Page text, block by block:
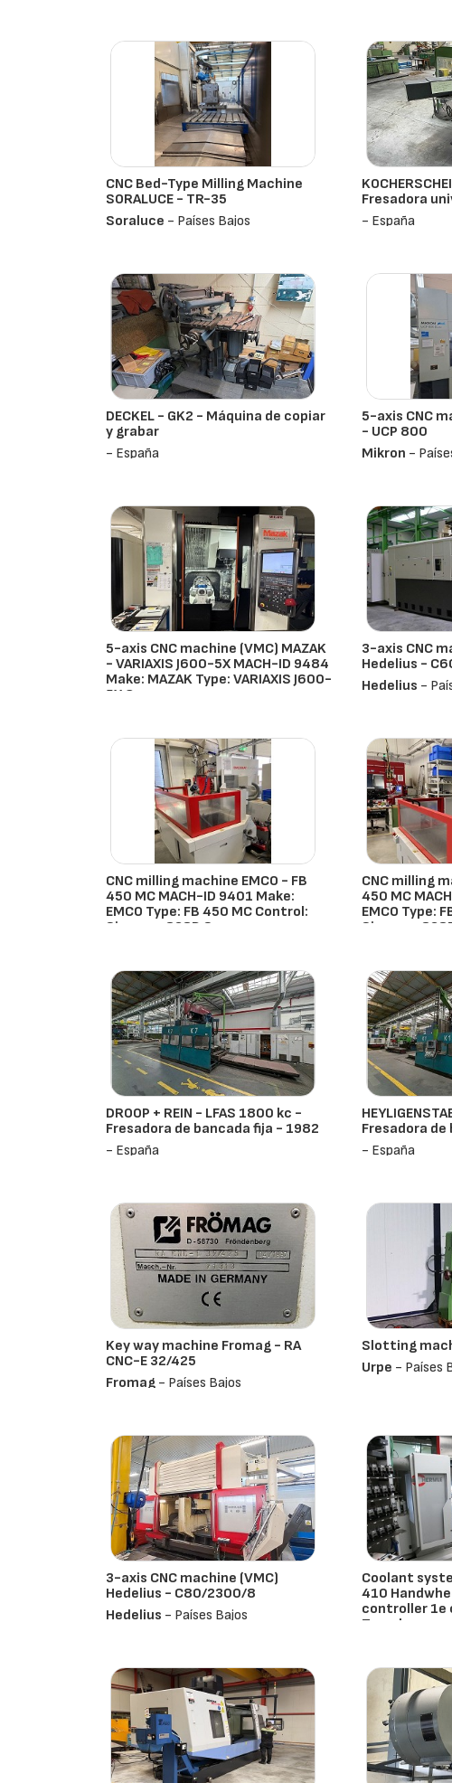
CNC Bed-Type Milling Machine
SORALUCE - TR-35
Soraluce - Países Bajos
Fresadora
- España
DECKEL - GK2 - Máquina de copiar
y grabar
- España
5-axis CNC
- UCP 800
Mikron -
5-axis CNC machine (VMC) MAZAK
- VARIAXIS J600-5X MACH-ID 9484
Make: MAZAK Type: VARIAXIS J600-
5X Co
3-axis CNC
Hedelius -
Hedelius -
CNC milling machine EMCO - FB
450 MC MACH-ID 9401 Make:
EMCO Type: FB 450 MC Control:
Siemens 828D S
CNC milling
450 MC
EMCO Type:
Siemens
DROOP + REIN - LFAS 1800 kc -
Fresadora de bancada fija - 1982
- España
Fresadora
- España
Key way machine Fromag - RA
CNC-E 32/425
Fromag - Países Bajos
Slotting
Urpe - Países
3-axis CNC machine (VMC)
Hedelius - C80/2300/8
Hedelius - Países Bajos
Coolant
410
controller 1e
Travel: